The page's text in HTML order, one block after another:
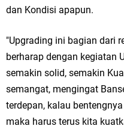
Aspirasi Petani dan Warga
Jakarta
Pemdes Cibanteng Salurkan
dan Ibu Hamil Narasi
dan Kondisi apapun.
"Upgrading ini bagian dari
berharap dengan kegiatan
semakin solid, semakin
semangat, mengingat
terdepan, kalau
maka harus terus kita